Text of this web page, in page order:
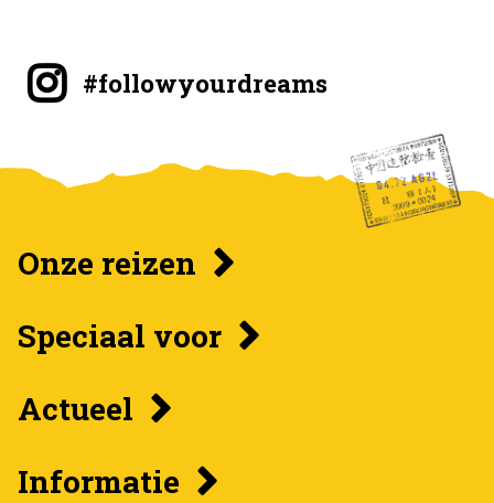
#followyourdreams
Onze reizen
Speciaal voor
Actueel
Informatie